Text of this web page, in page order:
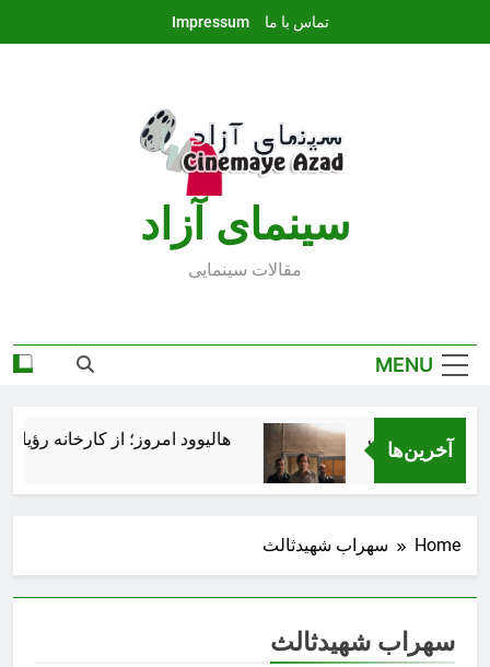
تماس با ما Impressum
سينماى آزاد
مقالات سينمايى
MENU
آخرین‌ها هالیوود امروز؛ از کارخانه
Home سهراب شهیدثالث
سهراب شهیدثالث